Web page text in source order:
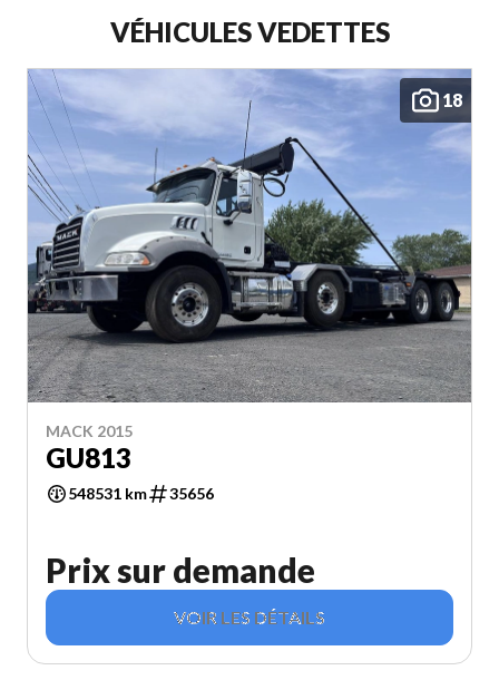
VÉHICULES VEDETTES
18
MACK 2015
GU813
548531 km 35656
Prix sur demande
VOIR LES DÉTAILS